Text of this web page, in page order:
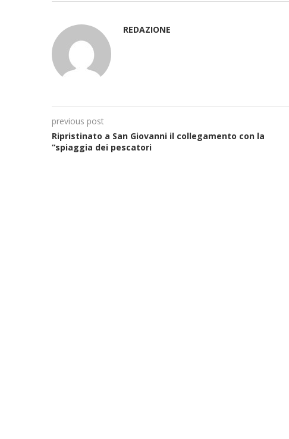
REDAZIONE
previous post
Ripristinato a San Giovanni il collegamento con la
“spiaggia dei pescatori